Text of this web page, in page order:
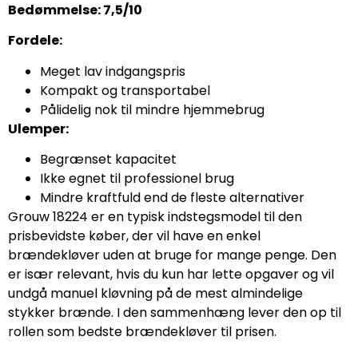
Bedømmelse: 7,5/10
Fordele:
Meget lav indgangspris
Kompakt og transportabel
Pålidelig nok til mindre hjemmebrug
Ulemper:
Begrænset kapacitet
Ikke egnet til professionel brug
Mindre kraftfuld end de fleste alternativer
Grouw 18224 er en typisk indstegsmodel til den
prisbevidste køber, der vil have en enkel
brændekløver uden at bruge for mange penge. Den
er især relevant, hvis du kun har lette opgaver og vil
undgå manuel kløvning på de mest almindelige
stykker brænde. I den sammenhæng lever den op til
rollen som bedste brændekløver til prisen.